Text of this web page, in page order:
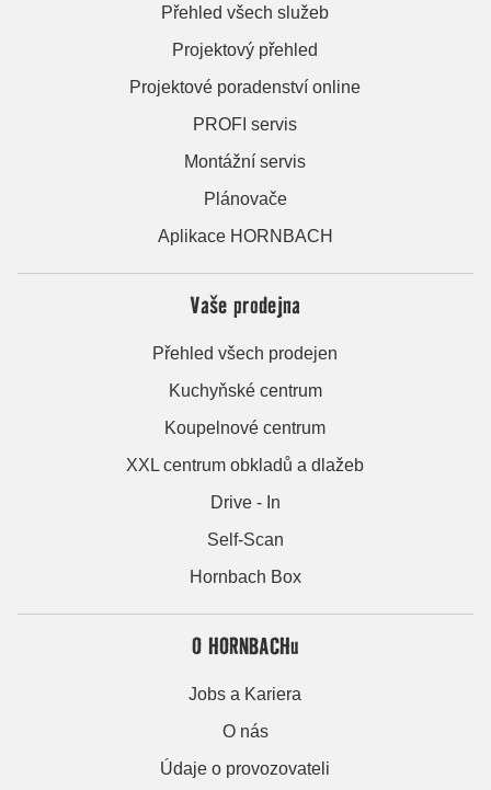
Přehled všech služeb
Projektový přehled
Projektové poradenství online
PROFI servis
Montážní servis
Plánovače
Aplikace HORNBACH
Vaše prodejna
Přehled všech prodejen
Kuchyňské centrum
Koupelnové centrum
XXL centrum obkladů a dlažeb
Drive - In
Self-Scan
Hornbach Box
O HORNBACHu
Jobs a Kariera
O nás
Údaje o provozovateli